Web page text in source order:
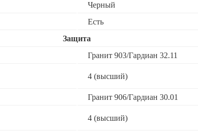
Черный
Есть
Защита
Гранит 903/Гардиан 32.11
4 (высший)
Гранит 906/Гардиан 30.01
4 (высший)